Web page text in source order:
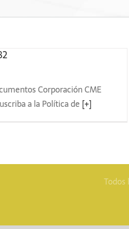
Corporación CME
a la Política de [+]
Boletín No.61
Todos